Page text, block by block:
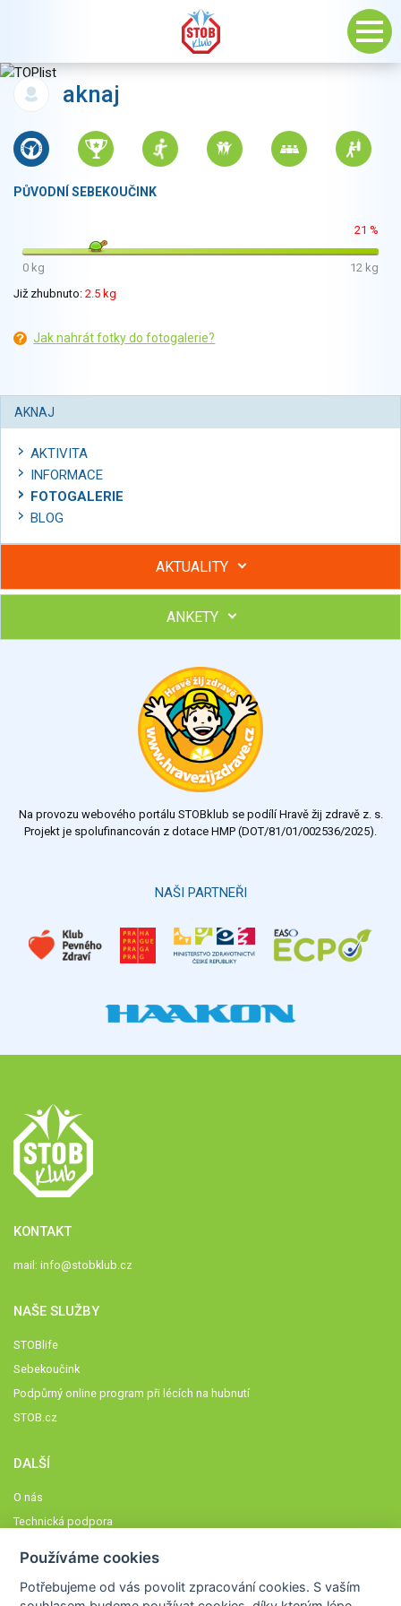
aknaj
PŮVODNÍ SEBEKOUČINK
21 %
0 kg
12 kg
Již zhubnuto: 2.5 kg
Jak nahrát fotky do fotogalerie?
AKNAJ
AKTIVITA
INFORMACE
FOTOGALERIE
BLOG
AKTUALITY
Hubněte s podporou lektorky a skupiny v kurzech STOBu
Chcete poradit s hubnutím? Najděte si odborníka STOBu ve
ANKETY
Výsledky Všechny ankety
Na provozu webového portálu STOBklub se podílí Hravě žij zdravě z. s.
Projekt je spolufinancován z dotace HMP (DOT/81/01/002536/2025).
NAŠI PARTNEŘI
KONTAKT
mail: info@stobklub.cz
NAŠE SLUŽBY
STOBlife
Sebekoučink
Podpůrný online program při lécích na hubnutí
STOB.cz
DALŠÍ
O nás
Technická podpora
Členové STOBklubu
Používáme cookies
Potřebujeme od vás povolit zpracování cookies. S vaším